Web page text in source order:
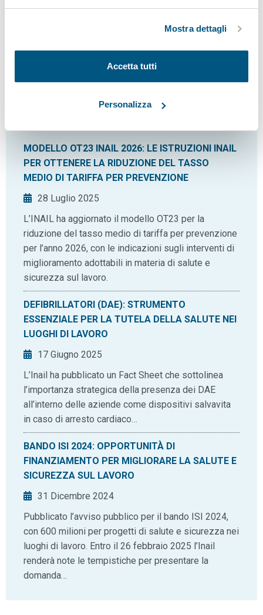
Mostra dettagli
Accetta tutti
Personalizza
MODELLO OT23 INAIL 2026: LE ISTRUZIONI INAIL
PER OTTENERE LA RIDUZIONE DEL TASSO
MEDIO DI TARIFFA PER PREVENZIONE
28 Luglio 2025
L’INAIL ha aggiornato il modello OT23 per la
riduzione del tasso medio di tariffa per prevenzione
per l’anno 2026, con le indicazioni sugli interventi di
miglioramento adottabili in materia di salute e
sicurezza sul lavoro.
DEFIBRILLATORI (DAE): STRUMENTO
ESSENZIALE PER LA TUTELA DELLA SALUTE NEI
LUOGHI DI LAVORO
17 Giugno 2025
L’Inail ha pubblicato un Fact Sheet che sottolinea
l’importanza strategica della presenza dei DAE
all’interno delle aziende come dispositivi salvavita
in caso di arresto cardiaco…
BANDO ISI 2024: OPPORTUNITÀ DI
FINANZIAMENTO PER MIGLIORARE LA SALUTE E
SICUREZZA SUL LAVORO
31 Dicembre 2024
Pubblicato l’avviso pubblico per il bando ISI 2024,
con 600 milioni per progetti di salute e sicurezza nei
luoghi di lavoro. Entro il 26 febbraio 2025 l’Inail
renderà note le tempistiche per presentare la
domanda…